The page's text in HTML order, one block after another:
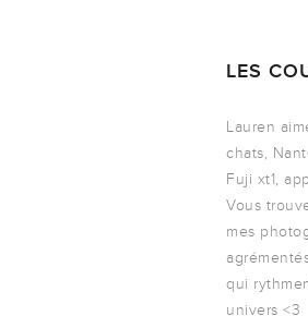
LES
Lauren
chats,
Fuji xt1,
Vous
mes
qui
univers <3